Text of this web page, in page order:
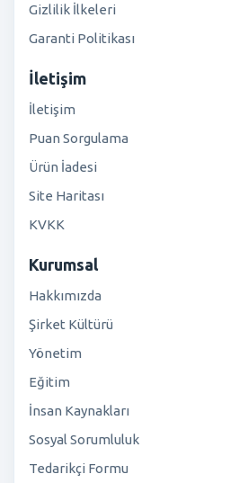
Gizlilik İlkeleri
Garanti Politikası
İletişim
İletişim
Puan Sorgulama
Ürün İadesi
Site Haritası
KVKK
Kurumsal
Hakkımızda
Şirket Kültürü
Yönetim
Eğitim
İnsan Kaynakları
Sosyal Sorumluluk
Tedarikçi Formu